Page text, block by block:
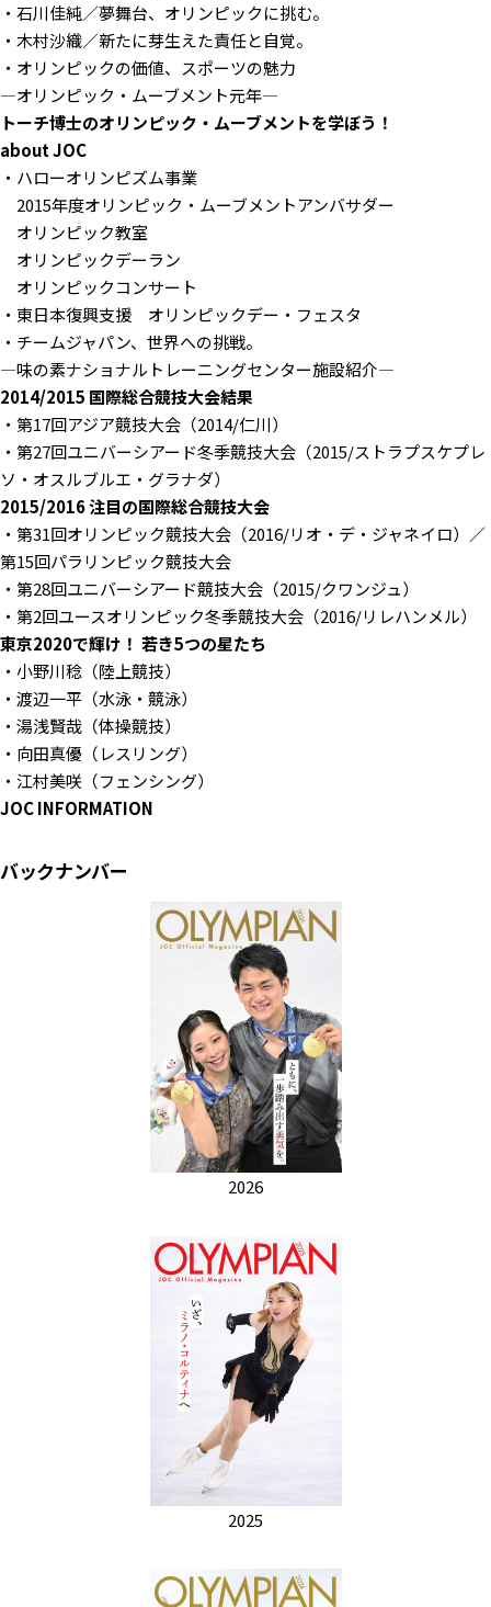
・石川佳純／夢舞台、オリンピックに挑む。
・木村沙織／新たに芽生えた責任と自覚。
・オリンピックの価値、スポーツの魅力
—オリンピック・ムーブメント元年—
トーチ博士のオリンピック・ムーブメントを学ぼう！
about JOC
・ハローオリンピズム事業
2015年度オリンピック・ムーブメントアンバサダー
オリンピック教室
オリンピックデーラン
オリンピックコンサート
・東日本復興支援 オリンピックデー・フェスタ
・チームジャパン、世界への挑戦。
—味の素ナショナルトレーニングセンター施設紹介—
2014/2015 国際総合競技大会結果
・第17回アジア競技大会（2014/仁川）
・第27回ユニバーシアード冬季競技大会（2015/ストラプスケプレ
ソ・オスルブルエ・グラナダ）
2015/2016 注目の国際総合競技大会
・第31回オリンピック競技大会（2016/リオ・デ・ジャネイロ）／
第15回パラリンピック競技大会
・第28回ユニバーシアード競技大会（2015/クワンジュ）
・第2回ユースオリンピック冬季競技大会（2016/リレハンメル）
東京2020で輝け！ 若き5つの星たち
・小野川稔（陸上競技）
・渡辺一平（水泳・競泳）
・湯浅賢哉（体操競技）
・向田真優（レスリング）
・江村美咲（フェンシング）
JOC INFORMATION
バックナンバー
2026
2025